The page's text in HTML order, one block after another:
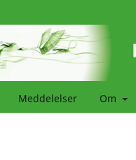
Meddelelser Om